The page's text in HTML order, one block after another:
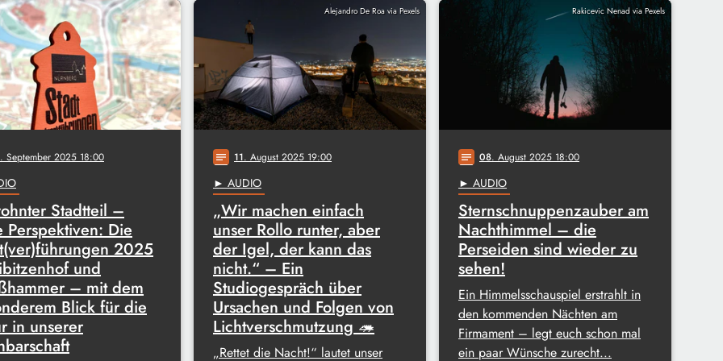
. September 2025 18:00
Stadtteil –
Perspektiven: Die
2025
und
– mit dem
Blick für die
in unserer
Alejandro De Roa via Pexels
notes 11. August 2025 19:00
► AUDIO
„Wir machen einfach
unser Rollo runter, aber
der Igel, der kann das
nicht.“ – Ein
Studiogespräch über
Ursachen und Folgen von
Lichtverschmutzung 🦔
„Rettet die Nacht!“ lautet unser
Rakicevic Nenad via Pexels
notes 08. August 2025 18:00
► AUDIO
Sternschnuppenzauber am
Nachthimmel – die
Perseiden sind wieder zu
sehen!
Ein Himmelsschauspiel erstrahlt in
den kommenden Nächten am
Firmament – legt euch schon mal
ein paar Wünsche zurecht...